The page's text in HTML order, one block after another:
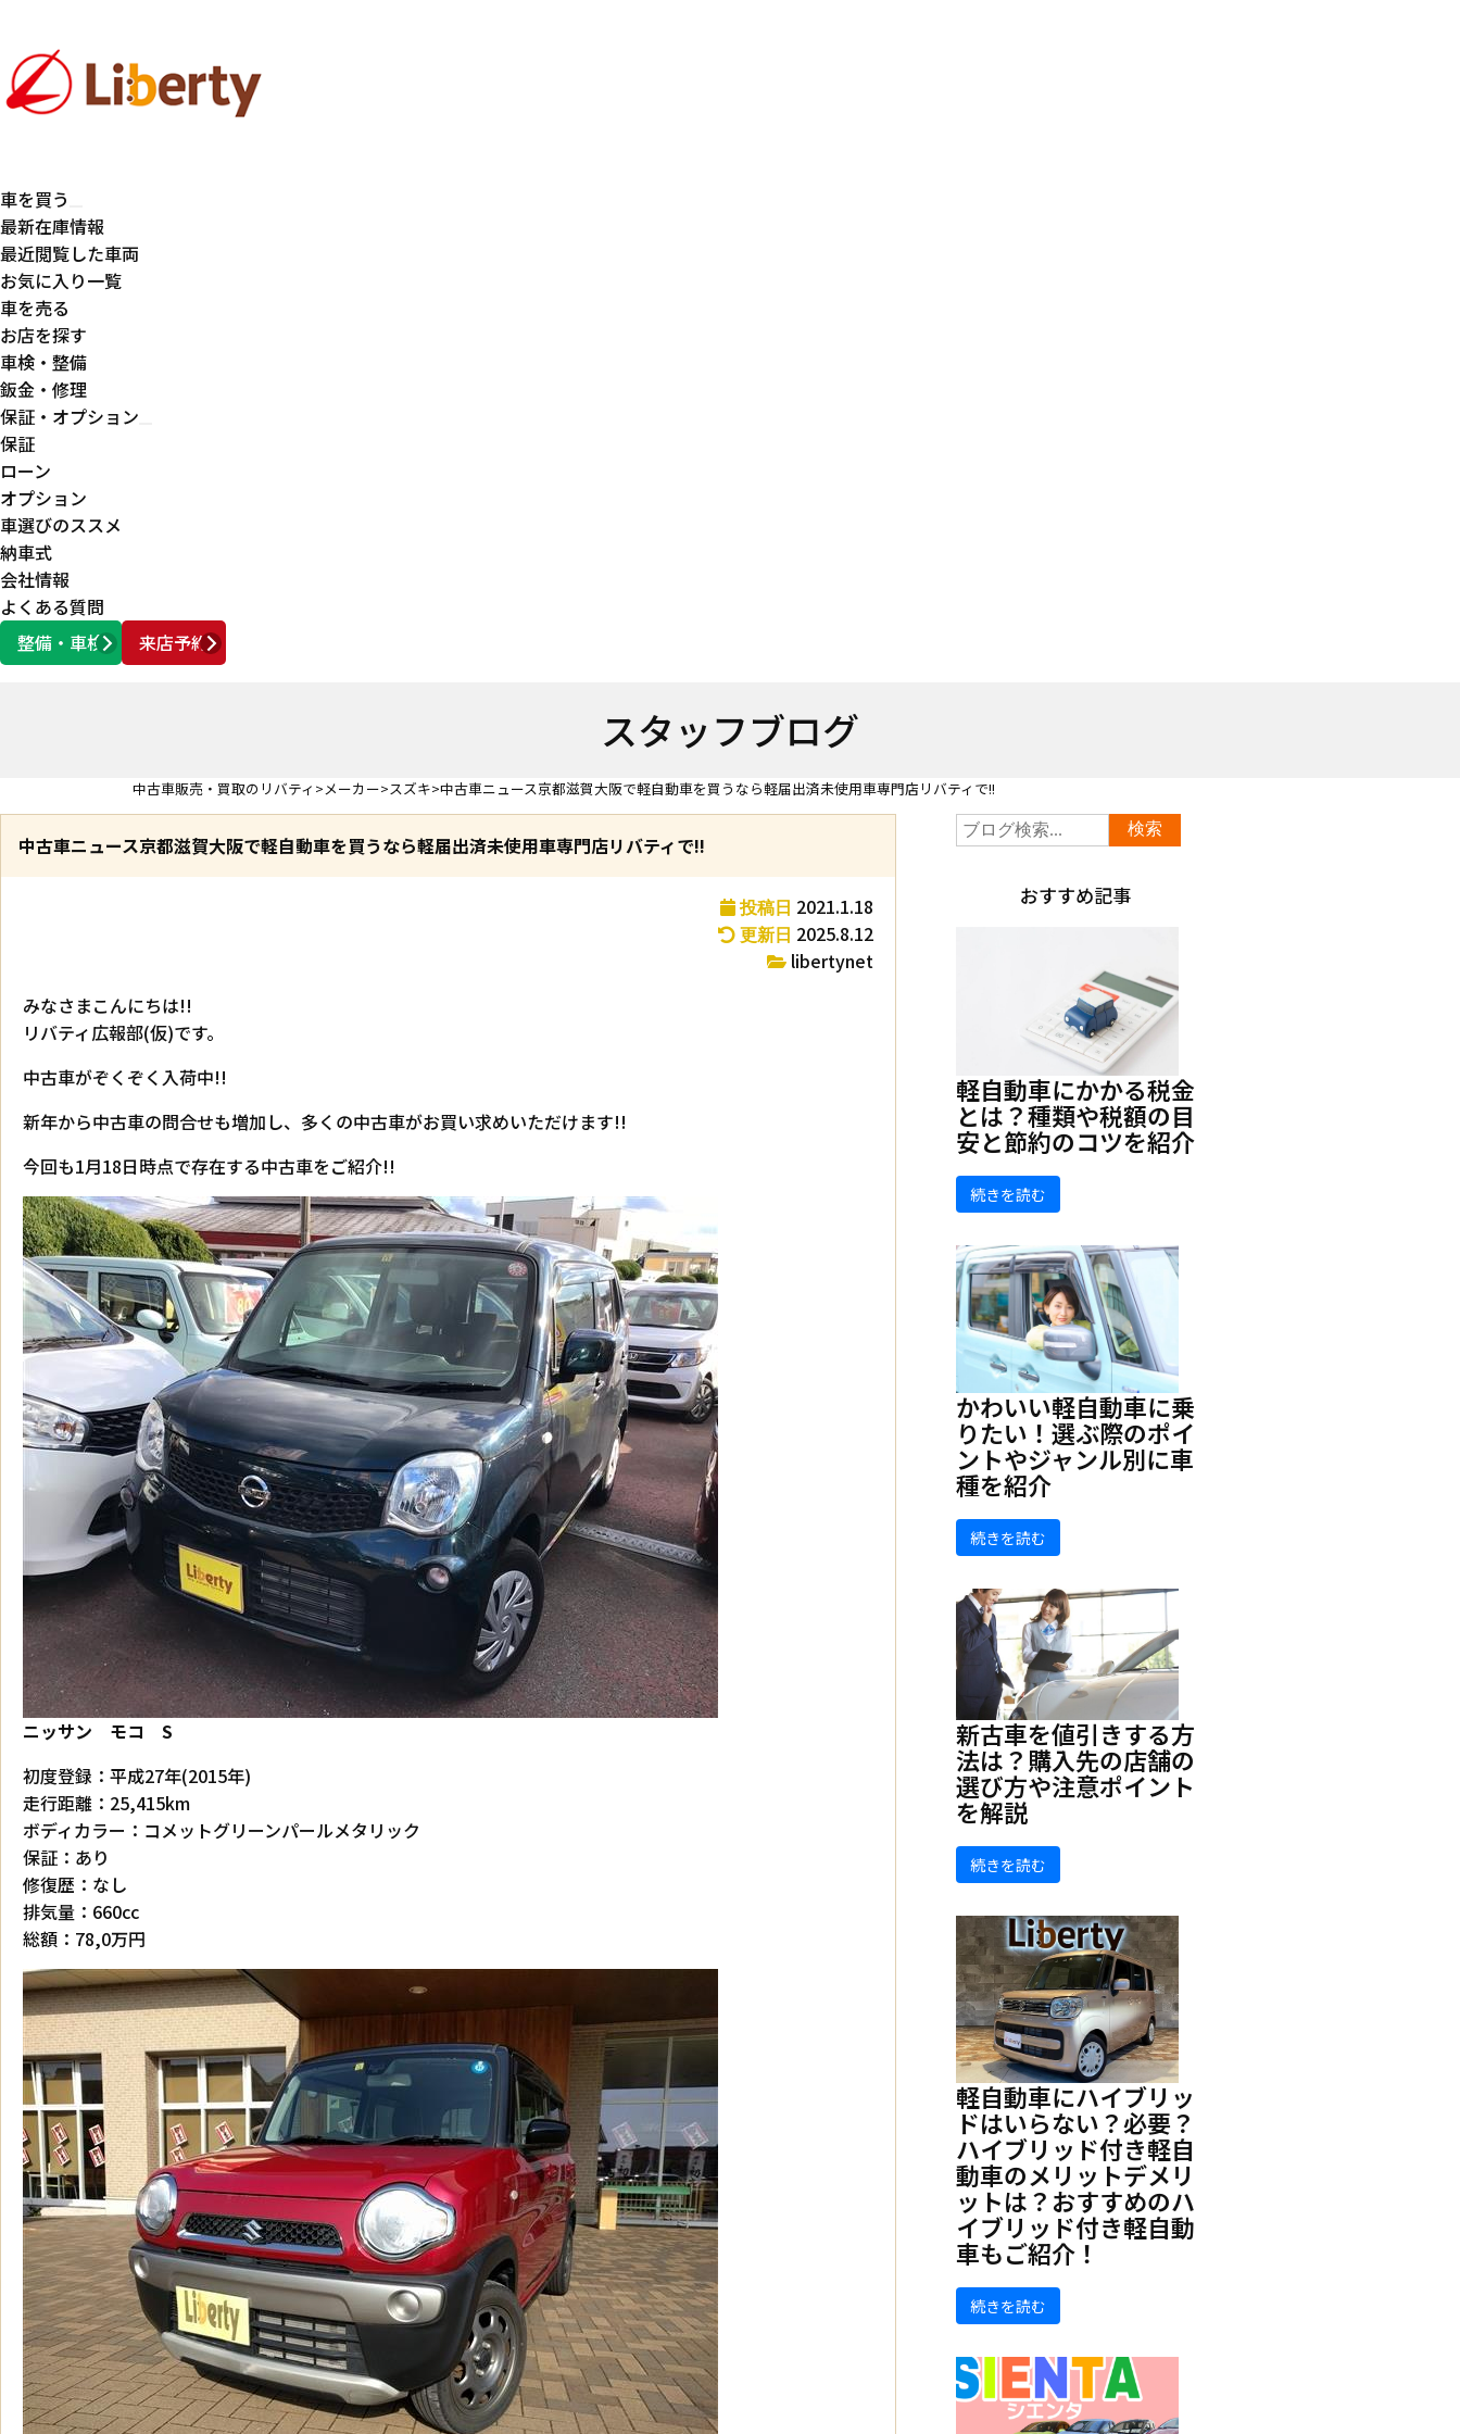
車を買う
最新在庫情報
最近閲覧した車両
お気に入り一覧
車を売る
お店を探す
車検・整備
鈑金・修理
保証・オプション
保証
ローン
オプション
車選びのススメ
納車式
会社情報
よくある質問
整備・車検
来店予約
営業時間 AM10:00 ～ PM6:00
スタッフブログ
中古車販売・買取のリバティ メーカー スズキ 中古車ニュース京都滋賀大阪で軽自動車を買うなら軽届出済未使用車専門店リバティで!!
中古車ニュース京都滋賀大阪で軽自動車を買うなら軽届出済未使用車専門店リバティで!!
投稿日 2021.1.18
更新日 2025.8.12
libertynet
みなさまこんにちは!!
リバティ広報部(仮)です。
中古車がぞくぞく入荷中!!
新年から中古車の問合せも増加し、多くの中古車がお買い求めいただけます!!
今回も1月18日時点で存在する中古車をご紹介!!
ニッサン モコ S
初度登録：平成27年(2015年)
走行距離：25,415km
ボディカラー：コメットグリーンパールメタリック
保証：あり
修復歴：なし
排気量：660cc
総額：78,0万円
おすすめ記事
軽自動車にかかる税金
とは？種類や税額の目
安と節約のコツを紹介
続きを読む
かわいい軽自動車に乗
りたい！選ぶ際のポイ
ントやジャンル別に車
種を紹介
続きを読む
新古車を値引きする方
法は？購入先の店舗の
選び方や注意ポイント
を解説
続きを読む
軽自動車にハイブリッ
ドはいらない？必要？
ハイブリッド付き軽自
動車のメリットデメリ
ットは？おすすめのハ
イブリッド付き軽自動
車もご紹介！
続きを読む